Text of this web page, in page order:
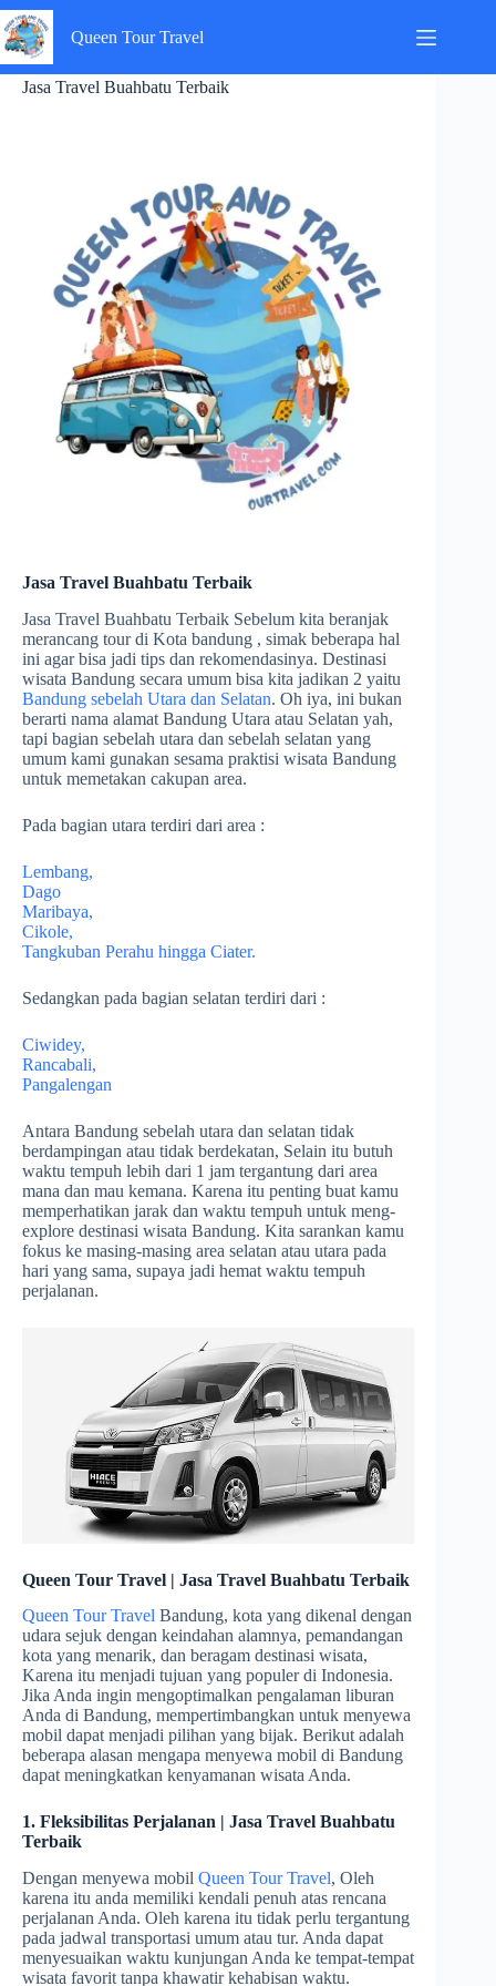
Skip
to
content
Queen Tour Travel
Jasa Travel Buahbatu Terbaik
Jasa Travel Buahbatu Terbaik
Jasa Travel Buahbatu Terbaik Sebelum kita beranjak
merancang tour di Kota bandung , simak beberapa hal
ini agar bisa jadi tips dan rekomendasinya. Destinasi
wisata Bandung secara umum bisa kita jadikan 2 yaitu
Bandung sebelah Utara dan Selatan. Oh iya, ini bukan
berarti nama alamat Bandung Utara atau Selatan yah,
tapi bagian sebelah utara dan sebelah selatan yang
umum kami gunakan sesama praktisi wisata Bandung
untuk memetakan cakupan area.
Pada bagian utara terdiri dari area :
Lembang,
Dago
Maribaya,
Cikole,
Tangkuban Perahu hingga Ciater.
Sedangkan pada bagian selatan terdiri dari :
Ciwidey,
Rancabali,
Pangalengan
Antara Bandung sebelah utara dan selatan tidak
berdampingan atau tidak berdekatan, Selain itu butuh
waktu tempuh lebih dari 1 jam tergantung dari area
mana dan mau kemana. Karena itu penting buat kamu
memperhatikan jarak dan waktu tempuh untuk meng-
explore destinasi wisata Bandung. Kita sarankan kamu
fokus ke masing-masing area selatan atau utara pada
hari yang sama, supaya jadi hemat waktu tempuh
perjalanan.
Queen Tour Travel | Jasa Travel Buahbatu Terbaik
Queen Tour Travel Bandung, kota yang dikenal dengan
udara sejuk dengan keindahan alamnya, pemandangan
kota yang menarik, dan beragam destinasi wisata,
Karena itu menjadi tujuan yang populer di Indonesia.
Jika Anda ingin mengoptimalkan pengalaman liburan
Anda di Bandung, mempertimbangkan untuk menyewa
mobil dapat menjadi pilihan yang bijak. Berikut adalah
beberapa alasan mengapa menyewa mobil di Bandung
dapat meningkatkan kenyamanan wisata Anda.
1. Fleksibilitas Perjalanan | Jasa Travel Buahbatu
Terbaik
Dengan menyewa mobil Queen Tour Travel, Oleh
karena itu anda memiliki kendali penuh atas rencana
perjalanan Anda. Oleh karena itu tidak perlu tergantung
pada jadwal transportasi umum atau tur. Anda dapat
menyesuaikan waktu kunjungan Anda ke tempat-tempat
wisata favorit tanpa khawatir kehabisan waktu.